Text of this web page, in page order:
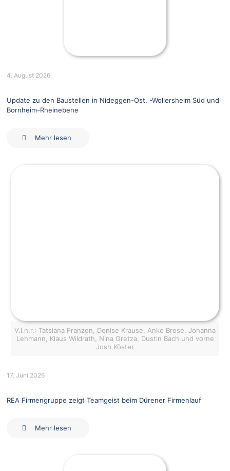
4. August 2026
Update zu den Baustellen in Nideggen-Ost, -Wollersheim Süd und
Bornheim-Rheinebene
Mehr lesen
V.l.n.r.: Tatsiana Franzen, Denise Krause, Anke Brose, Johanna
Lehmann, Klaus Wildrath, Nina Gretza, Dustin Bach und vorne
Josh Köster
17. Juni 2026
REA Firmengruppe zeigt Teamgeist beim Dürener Firmenlauf
Mehr lesen